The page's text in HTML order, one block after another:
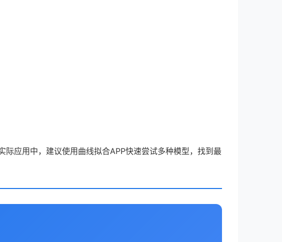
应用中，建议使用曲线拟合APP快速尝试多种模型，找到最